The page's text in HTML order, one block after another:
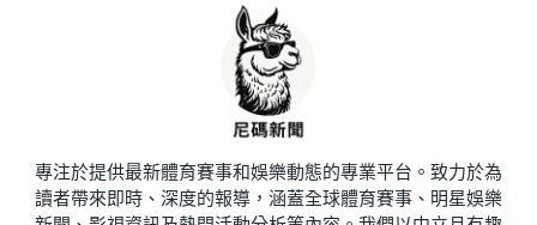
專注於提供最新體育賽事和娛樂動態的專業平台。致力於為
讀者帶來即時、深度的報導，涵蓋全球體育賽事、明星娛樂